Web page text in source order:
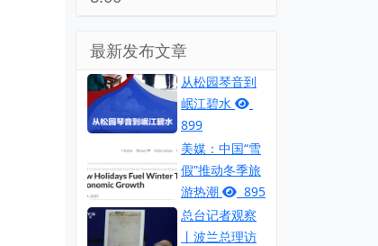
最新发布文章
从松园琴音到
岷江碧水
899
美媒：中国“雪
假”推动冬季旅
游热潮
895
总台记者观察
丨波兰总理访